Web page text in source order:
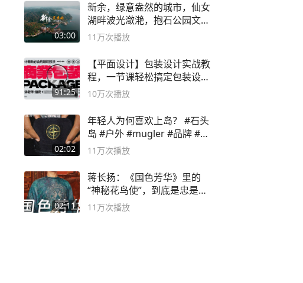
03:00
新余，绿意盎然的城市，仙女
湖畔波光潋滟，抱石公园文化
深邃……
11万次播放
91:25
【平面设计】包装设计实战教
程，一节课轻松搞定包装设计
流程！
10万次播放
02:02
年轻人为何喜欢上岛？ #石头
岛 #户外 #mugler #品牌 #足
球流氓
11万次播放
02:11
蒋长扬：《国色芳华》里的
“神秘花鸟使”，到底是忠是
奸？
11万次播放